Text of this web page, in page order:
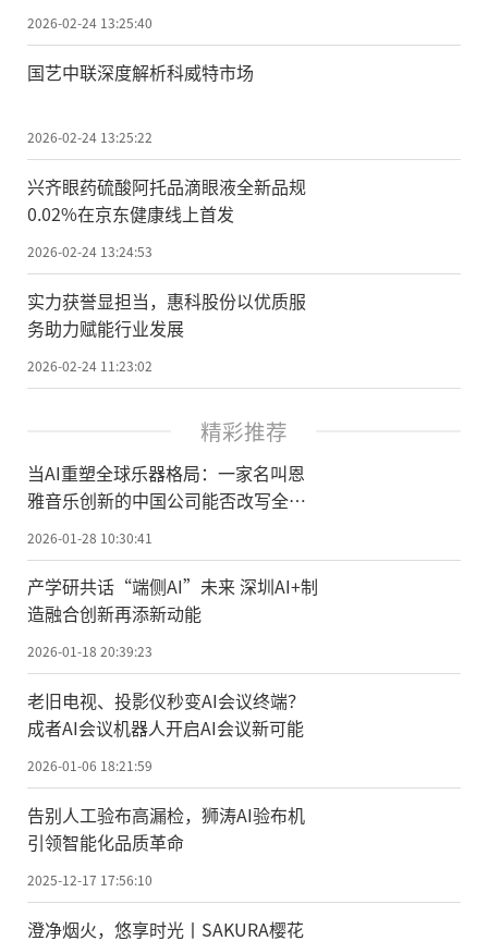
2026-02-24 13:25:40
国艺中联深度解析科威特市场
2026-02-24 13:25:22
兴齐眼药硫酸阿托品滴眼液全新品规
0.02%在京东健康线上首发
2026-02-24 13:24:53
实力获誉显担当，惠科股份以优质服
务助力赋能行业发展
2026-02-24 11:23:02
精彩推荐
当AI重塑全球乐器格局：一家名叫恩
雅音乐创新的中国公司能否改写全球
2026-01-28 10:30:41
产学研共话“端侧AI”未来 深圳AI+制
造融合创新再添新动能
2026-01-18 20:39:23
老旧电视、投影仪秒变AI会议终端？
成者AI会议机器人开启AI会议新可能
2026-01-06 18:21:59
告别人工验布高漏检，狮涛AI验布机
引领智能化品质革命
2025-12-17 17:56:10
澄净烟火，悠享时光丨SAKURA樱花